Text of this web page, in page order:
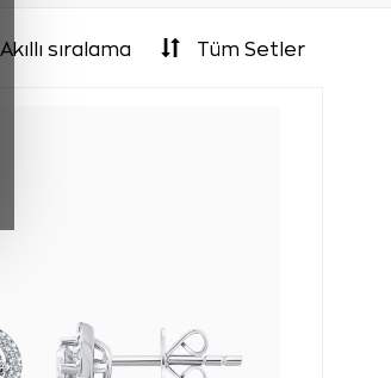
Akıllı sıralama Tüm Setler